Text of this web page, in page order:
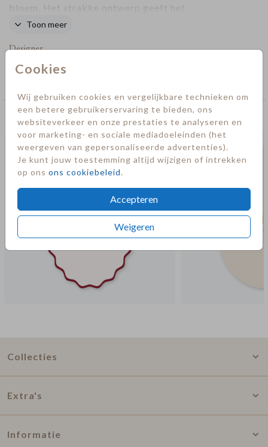
Cookies
Wij gebruiken cookies en vergelijkbare technieken om
een betere gebruikerservaring te bieden, ons
websiteverkeer en onze prestaties te analyseren en
voor marketing- en sociale mediadoeleinden (het
weergeven van gepersonaliseerde advertenties).
Je kunt jouw toestemming altijd wijzigen of intrekken
op ons ons cookiebeleid.
Accepteren
Weigeren
bloem. Het strakke ontwerp geeft het
geboortekaartje een trendy uitstraling.
Toon meer
Designer
Collectie
Deze kaarten vind je misschien ook leuk
Collecties
Extra's
Informatie